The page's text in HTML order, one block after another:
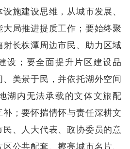
施建设思维，从城市发展、
大局推进提质工作；要始终聚
长株潭周边市民、助力区域
设；要全面提升片区建设品
、美景于民，并依托湖外空间
湖内无法承载的文体文旅配
；要怀揣情怀与责任深耕文
、人大代表、政协委员的意
公共配套、擦亮城市名片、